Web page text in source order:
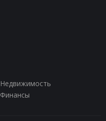
Недвижимость
Финансы